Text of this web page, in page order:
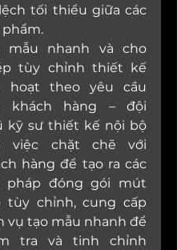
tối thiểu giữa các
phẩm.
mẫu nhanh và cho
tùy chỉnh thiết kế
hoạt theo yêu cầu
khách hàng – đội
kỹ sư thiết kế nội bộ
việc chặt chẽ với
hàng để tạo ra các
pháp đóng gói mút
tùy chỉnh, cung cấp
vụ tạo mẫu nhanh để
tra và tinh chỉnh